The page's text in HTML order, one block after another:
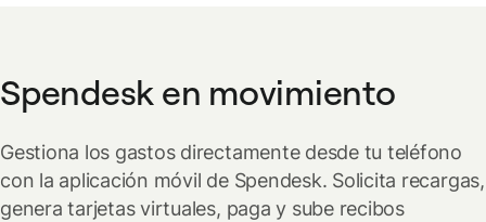
Spendesk en movimiento
Gestiona los gastos directamente desde tu teléfono
con la aplicación móvil de Spendesk. Solicita recargas,
genera tarjetas virtuales, paga y sube recibos